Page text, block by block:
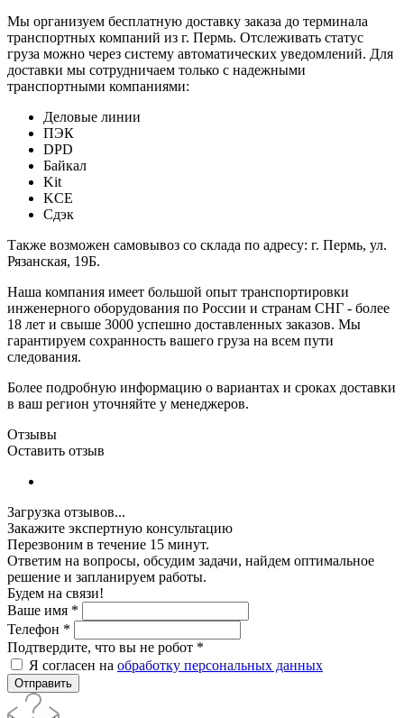
Мы организуем бесплатную доставку заказа до терминала
транспортных компаний из г. Пермь. Отслеживать статус
груза можно через систему автоматических уведомлений. Для
доставки мы сотрудничаем только с надежными
транспортными компаниями:
Деловые линии
ПЭК
DPD
Байкал
Kit
KCE
Сдэк
Также возможен самовывоз со склада по адресу: г. Пермь, ул.
Рязанская, 19Б.
Наша компания имеет большой опыт транспортировки
инженерного оборудования по России и странам СНГ - более
18 лет и свыше 3000 успешно доставленных заказов. Мы
гарантируем сохранность вашего груза на всем пути
следования.
Более подробную информацию о вариантах и сроках доставки
в ваш регион уточняйте у менеджеров.
Отзывы
Оставить отзыв
Загрузка отзывов...
Закажите экспертную консультацию
Перезвоним в течение 15 минут.
Ответим на вопросы, обсудим задачи, найдем оптимальное
решение и запланируем работы.
Будем на связи!
Ваше имя *
Телефон *
Подтвердите, что вы не робот *
Я согласен на обработку персональных данных
Отправить